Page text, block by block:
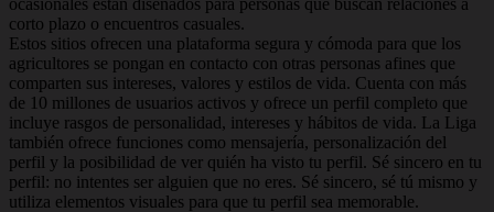
corto plazo o encuentros casuales.
Estos sitios ofrecen una plataforma segura y cómoda para que los
agricultores se pongan en contacto con otras personas afines que
comparten sus intereses, valores y estilos de vida. Cuenta con más
de 10 millones de usuarios activos y ofrece un perfil completo que
incluye rasgos de personalidad, intereses y hábitos de vida. La Liga
también ofrece funciones como mensajería, personalización del
perfil y la posibilidad de ver quién ha visto tu perfil. Sé sincero en tu
perfil: no intentes ser alguien que no eres. Sé sincero, sé tú mismo y
utiliza elementos visuales para que tu perfil sea memorable.